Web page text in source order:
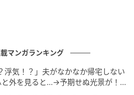
pain stock（パンストッ
ンズと、『元祖丸メンチカツ』
マンガランキング
浮気！？」夫がなかなか帰宅しない
と外を見ると…→予期せぬ光景が！